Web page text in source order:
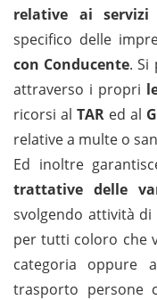
relative ai servizi
specifico delle
con Conducente. Si
attraverso i propri
ricorsi al TAR ed al
relative a multe o
Ed inoltre
trattative delle
svolgendo attività
per tutti coloro che
categoria oppure
trasporto persone